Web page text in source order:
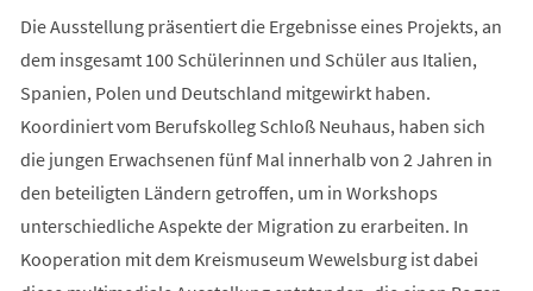
Die Ausstellung präsentiert die Ergebnisse eines Projekts, an
dem insgesamt 100 Schülerinnen und Schüler aus Italien,
Spanien, Polen und Deutschland mitgewirkt haben.
Koordiniert vom Berufskolleg Schloß Neuhaus, haben sich
die jungen Erwachsenen fünf Mal innerhalb von 2 Jahren in
den beteiligten Ländern getroffen, um in Workshops
unterschiedliche Aspekte der Migration zu erarbeiten. In
Kooperation mit dem Kreismuseum Wewelsburg ist dabei